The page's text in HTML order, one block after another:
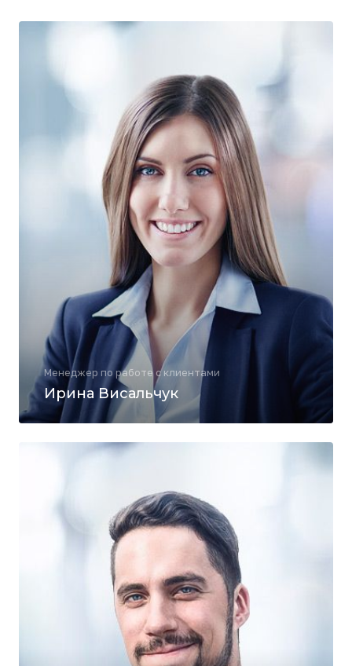
Менеджер по работе с клиентами
Ирина Висальчук